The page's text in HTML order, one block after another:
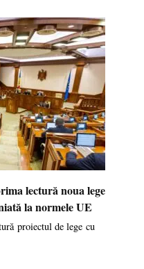
lectură noua lege
la normele UE
proiectul de lege cu